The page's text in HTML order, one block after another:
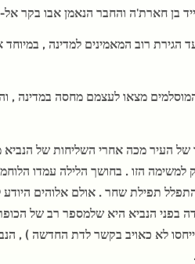
בן חארת'ה והחבר הנאמן אבו בקר
רוב המאמינים למדינה , במיוחד
מצאו לעצמם מחסה במדינה ,
של העיר מכה אחרי השליחות של
הזו . בחושך הלילה עמדו
תפילת שחר . אולם אלוהים
בפני הנביא היא שלמספר רב של
לא כאויב בקשר לדת החדשה ) ,